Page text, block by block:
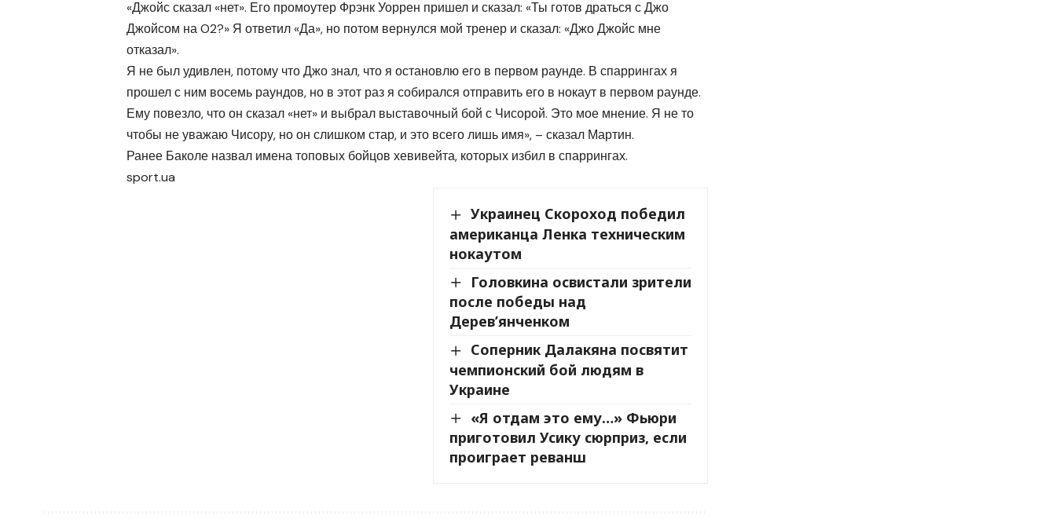
«Джойс сказал «нет». Его промоутер Фрэнк Уоррен пришел и сказал: «Ты готов драться с Джо
Джойсом на O2?» Я ответил «Да», но потом вернулся мой тренер и сказал: «Джо Джойс мне
отказал».
Я не был удивлен, потому что Джо знал, что я остановлю его в первом раунде. В спаррингах я
прошел с ним восемь раундов, но в этот раз я собирался отправить его в нокаут в первом раунде.
Ему повезло, что он сказал «нет» и выбрал выставочный бой с Чисорой. Это мое мнение. Я не то
чтобы не уважаю Чисору, но он слишком стар, и это всего лишь имя», – сказал Мартин.
Ранее Баколе назвал имена топовых бойцов хевивейта, которых избил в спаррингах.
sport.ua
Украинец Скороход победил
американца Ленка техническим
нокаутом
Головкина освистали зрители
после победы над
Дерев’янченком
Соперник Далакяна посвятит
чемпионский бой людям в
Украине
«Я отдам это ему…» Фьюри
приготовил Усику сюрприз, если
проиграет реванш